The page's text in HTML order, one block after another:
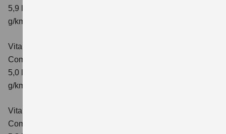
5,9 l/100 km; kombinierter Wert der CO₂-Emission: 138
g/km; CO₂-Klasse: E
Vitara 1.5 DUALJET HYBRID AGS
Comfort
5,0 l/100km; kombinierter Wert der CO₂-Emission: 113
g/km; CO₂-Klasse: C
Vitara 1.5 DUALJET HYBRID AGS
Comfort+